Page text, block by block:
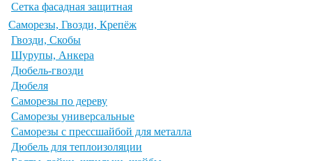
Сетка фасадная защитная
Саморезы, Гвозди, Крепёж
Гвозди, Скобы
Шурупы, Анкера
Дюбель-гвозди
Дюбеля
Саморезы по дереву
Саморезы универсальные
Саморезы с прессшайбой для металла
Дюбель для теплоизоляции